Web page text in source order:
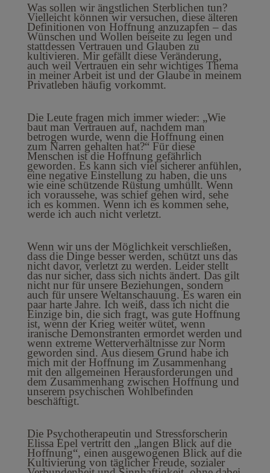
Was sollen wir ängstlichen Sterblichen tun?
Vielleicht können wir versuchen, diese älteren
Definitionen von Hoffnung anzuzapfen – das
Wünschen und Wollen beiseite zu legen und
stattdessen Vertrauen und Glauben zu
kultivieren. Mir gefällt diese Veränderung,
auch weil Vertrauen ein sehr wichtiges Thema
in meiner Arbeit ist und der Glaube in meinem
Privatleben häufig vorkommt.
Die Leute fragen mich immer wieder: „Wie
baut man Vertrauen auf, nachdem man
betrogen wurde, wenn die Hoffnung einen
zum Narren gehalten hat?“ Für diese
Menschen ist die Hoffnung gefährlich
geworden. Es kann sich viel sicherer anfühlen,
eine negative Einstellung zu haben, die uns
wie eine schützende Rüstung umhüllt. Wenn
ich voraussehe, was schief gehen wird, sehe
ich es kommen. Wenn ich es kommen sehe,
werde ich auch nicht verletzt.
Wenn wir uns der Möglichkeit verschließen,
dass die Dinge besser werden, schützt uns das
nicht davor, verletzt zu werden. Leider stellt
das nur sicher, dass sich nichts ändert. Das gilt
nicht nur für unsere Beziehungen, sondern
auch für unsere Weltanschauung. Es waren ein
paar harte Jahre. Ich weiß, dass ich nicht die
Einzige bin, die sich fragt, was gute Hoffnung
ist, wenn der Krieg weiter wütet, wenn
iranische Demonstranten ermordet werden und
wenn extreme Wetterverhältnisse zur Norm
geworden sind. Aus diesem Grund habe ich
mich mit der Hoffnung im Zusammenhang
mit den allgemeinen Herausforderungen und
dem Zusammenhang zwischen Hoffnung und
unserem psychischen Wohlbefinden
beschäftigt.
Die Psychotherapeutin und Stressforscherin
Elissa Epel vertritt den „langen Blick auf die
Hoffnung“, einen ausgewogenen Blick auf die
Kultivierung von täglicher Freude, sozialer